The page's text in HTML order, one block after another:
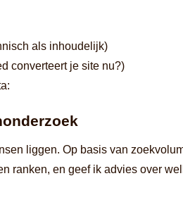
als inhoudelijk)
converteert je site nu?)
liggen. Op basis van
ranken, en geef ik advies over